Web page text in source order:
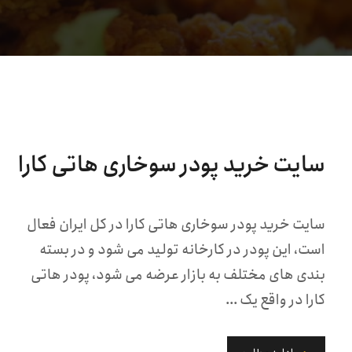
سایت خرید پودر سوخاری هاتی کارا
سایت خرید پودر سوخاری هاتی کارا در کل ایران فعال
است، این پودر در کارخانه تولید می شود و در بسته
بندی های مختلف به بازار عرضه می شود، پودر هاتی
کارا در واقع یک ...